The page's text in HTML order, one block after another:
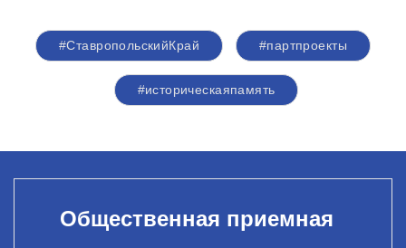
#СтавропольскийКрай #партпроекты
#историческаяпамять
Общественная приемная